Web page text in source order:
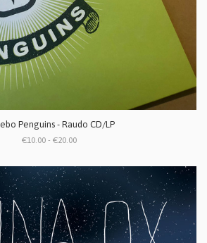
Penguins - Raudo CD/LP
€10.00 - €20.00